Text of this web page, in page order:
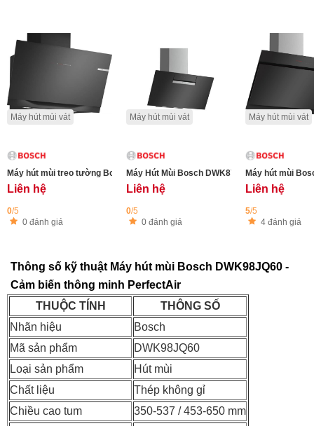
Máy hút mùi vát
Máy hút mùi treo tường Bosch DWK91LT60 Series 8 - 90cm kính đen trong
Liên hệ
0/5
0 đánh giá
Máy hút mùi vát
Máy Hút Mùi Bosch DWK87EM60B - Đẳng
Liên hệ
0/5
0 đánh giá
Máy hút mùi vát
Liên hệ
5/5
4 đánh giá
Thông số kỹ thuật Máy hút mùi Bosch DWK98JQ60 -
Cảm biến thông minh PerfectAir
THUỘC TÍNH
THÔNG SỐ
Nhãn hiệu
Bosch
Mã sản phẩm
DWK98JQ60
Loại sản phẩm
Hút mùi
Chất liệu
Thép không gỉ
Chiều cao tum
350-537 / 453-650 mm